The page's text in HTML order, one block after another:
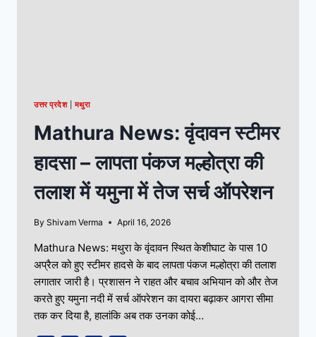
उत्तर प्रदेश|मथुरा
Mathura News: वृंदावन स्टीमर
हादसा – लापता पंकज मल्होत्रा की
तलाश में यमुना में तेज सर्च ऑपरेशन
By Shivam Verma April 16, 2026
Mathura News: मथुरा के वृंदावन स्थित केशीघाट के पास 10
अप्रैल को हुए स्टीमर हादसे के बाद लापता पंकज मल्होत्रा की तलाश
लगातार जारी है। प्रशासन ने राहत और बचाव अभियान को और तेज
करते हुए यमुना नदी में सर्च ऑपरेशन का दायरा बढ़ाकर आगरा सीमा
तक कर दिया है, हालांकि अब तक उनका कोई…